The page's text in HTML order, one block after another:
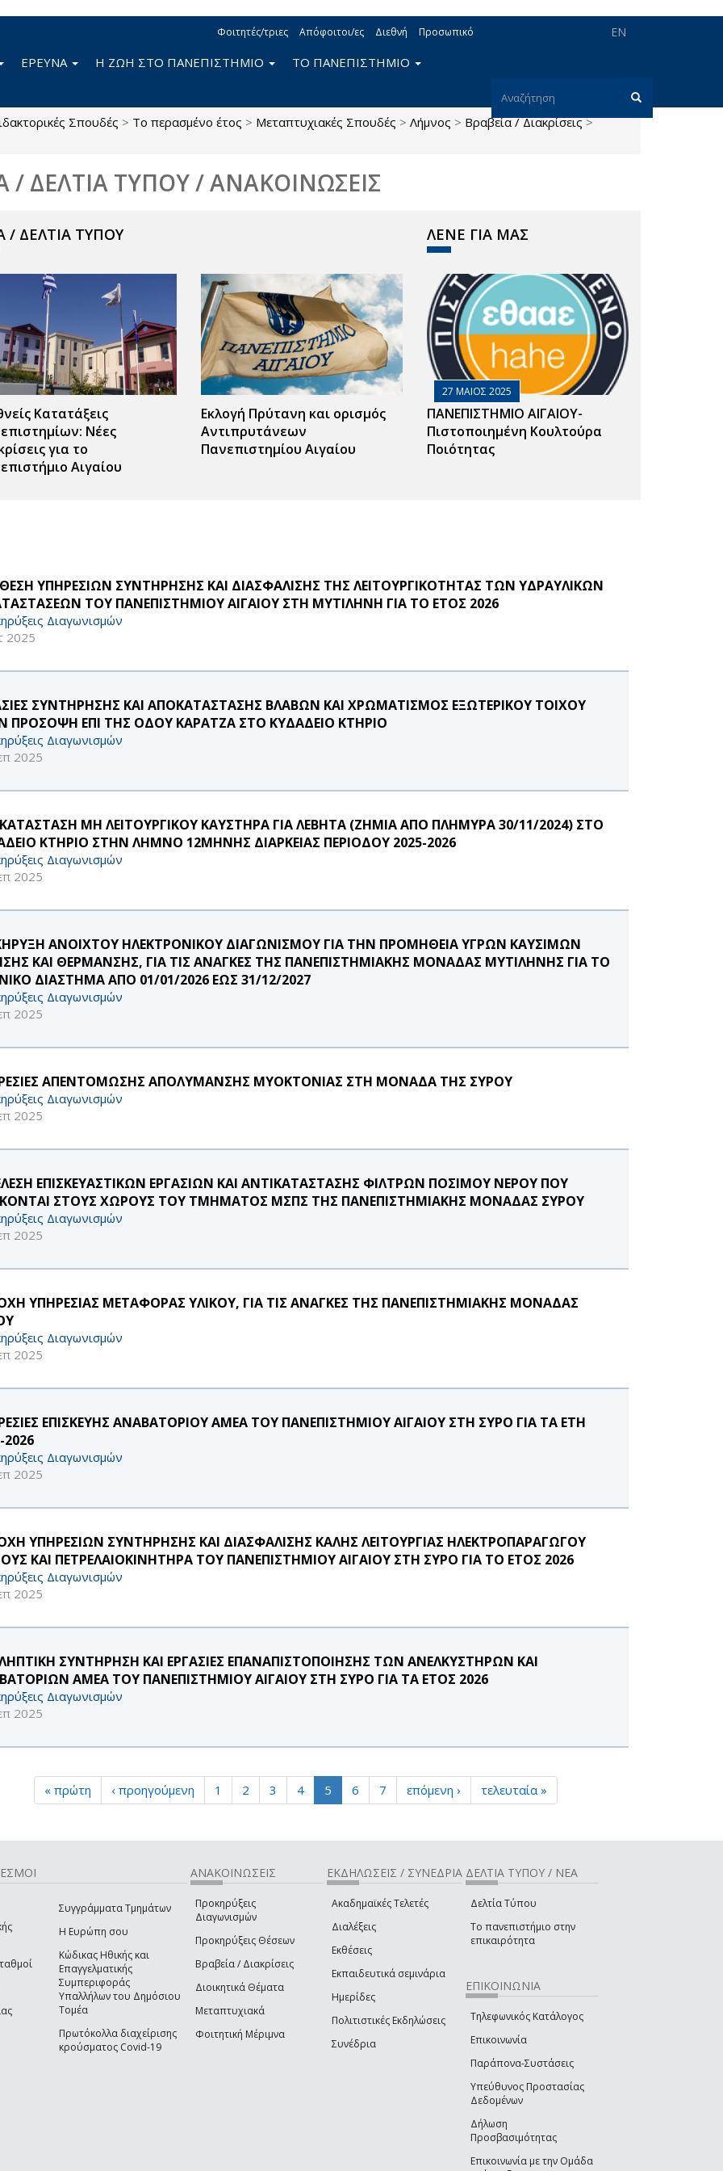
EN
Φοιτητές/τριες Απόφοιτοι/ες Διεθνή Προσωπικό
Φόρμα
αναζήτησης
Αναζήτηση
ΕΡΕΥΝΑ Η ΖΩΗ ΣΤΟ ΠΑΝΕΠΙΣΤΗΜΙΟ ΤΟ ΠΑΝΕΠΙΣΤΗΜΙΟ
Σπουδές > Το περασμένο έτος > Μεταπτυχιακές Σπουδές > Λήμνος > Βραβεία / Διακρίσεις >
/ ΔΕΛΤΙΑ ΤΥΠΟΥ / ΑΝΑΚΟΙΝΩΣΕΙΣ
/ ΔΕΛΤΙΑ ΤΥΠΟΥ
Κατατάξεις
Νέες
για το
Αιγαίου
Εκλογή Πρύτανη και ορισμός
Αντιπρυτάνεων
Πανεπιστημίου Αιγαίου
ΛΕΝΕ ΓΙΑ ΜΑΣ
27 ΜΑΙΟΣ 2025
ΠΑΝΕΠΙΣΤΗΜΙΟ ΑΙΓΑΙΟΥ-
Πιστοποιημένη Κουλτούρα
Ποιότητας
ΥΠΗΡΕΣΙΩΝ ΣΥΝΤΗΡΗΣΗΣ ΚΑΙ ΔΙΑΣΦΑΛΙΣΗΣ ΤΗΣ ΛΕΙΤΟΥΡΓΙΚΟΤΗΤΑΣ ΤΩΝ ΥΔΡΑΥΛΙΚΩΝ
ΤΟΥ ΠΑΝΕΠΙΣΤΗΜΙΟΥ ΑΙΓΑΙΟΥ ΣΤΗ ΜΥΤΙΛΗΝΗ ΓΙΑ ΤΟ ΕΤΟΣ 2026
Διαγωνισμών
2025
ΣΥΝΤΗΡΗΣΗΣ ΚΑΙ ΑΠΟΚΑΤΑΣΤΑΣΗΣ ΒΛΑΒΩΝ ΚΑΙ ΧΡΩΜΑΤΙΣΜΟΣ ΕΞΩΤΕΡΙΚΟΥ ΤΟΙΧΟΥ
ΠΡΟΣΟΨΗ ΕΠΙ ΤΗΣ ΟΔΟΥ ΚΑΡΑΤΖΑ ΣΤΟ ΚΥΔΑΔΕΙΟ ΚΤΗΡΙΟ
Διαγωνισμών
2025
ΜΗ ΛΕΙΤΟΥΡΓΙΚΟΥ ΚΑΥΣΤΗΡΑ ΓΙΑ ΛΕΒΗΤΑ (ΖΗΜΙΑ ΑΠΟ ΠΛΗΜΥΡΑ 30/11/2024) ΣΤΟ
ΚΤΗΡΙΟ ΣΤΗΝ ΛΗΜΝΟ 12ΜΗΝΗΣ ΔΙΑΡΚΕΙΑΣ ΠΕΡΙΟΔΟΥ 2025-2026
Διαγωνισμών
2025
ΑΝΟΙΧΤΟΥ ΗΛΕΚΤΡΟΝΙΚΟΥ ΔΙΑΓΩΝΙΣΜΟΥ ΓΙΑ ΤΗΝ ΠΡΟΜΗΘΕΙΑ ΥΓΡΩΝ ΚΑΥΣΙΜΩΝ
ΚΑΙ ΘΕΡΜΑΝΣΗΣ, ΓΙΑ ΤΙΣ ΑΝΑΓΚΕΣ ΤΗΣ ΠΑΝΕΠΙΣΤΗΜΙΑΚΗΣ ΜΟΝΑΔΑΣ ΜΥΤΙΛΗΝΗΣ ΓΙΑ ΤΟ
ΔΙΑΣΤΗΜΑ ΑΠΟ 01/01/2026 ΕΩΣ 31/12/2027
Διαγωνισμών
2025
ΑΠΕΝΤΟΜΩΣΗΣ ΑΠΟΛΥΜΑΝΣΗΣ ΜΥΟΚΤΟΝΙΑΣ ΣΤΗ ΜΟΝΑΔΑ ΤΗΣ ΣΥΡΟΥ
Διαγωνισμών
2025
ΕΠΙΣΚΕΥΑΣΤΙΚΩΝ ΕΡΓΑΣΙΩΝ ΚΑΙ ΑΝΤΙΚΑΤΑΣΤΑΣΗΣ ΦΙΛΤΡΩΝ ΠΟΣΙΜΟΥ ΝΕΡΟΥ ΠΟΥ
ΣΤΟΥΣ ΧΩΡΟΥΣ ΤΟΥ ΤΜΗΜΑΤΟΣ ΜΣΠΣ ΤΗΣ ΠΑΝΕΠΙΣΤΗΜΙΑΚΗΣ ΜΟΝΑΔΑΣ ΣΥΡΟΥ
Διαγωνισμών
2025
ΥΠΗΡΕΣΙΑΣ ΜΕΤΑΦΟΡΑΣ ΥΛΙΚΟΥ, ΓΙΑ ΤΙΣ ΑΝΑΓΚΕΣ ΤΗΣ ΠΑΝΕΠΙΣΤΗΜΙΑΚΗΣ ΜΟΝΑΔΑΣ
Διαγωνισμών
2025
ΕΠΙΣΚΕΥΗΣ ΑΝΑΒΑΤΟΡΙΟΥ ΑΜΕΑ ΤΟΥ ΠΑΝΕΠΙΣΤΗΜΙΟΥ ΑΙΓΑΙΟΥ ΣΤΗ ΣΥΡΟ ΓΙΑ ΤΑ ΕΤΗ
2026
Διαγωνισμών
2025
ΥΠΗΡΕΣΙΩΝ ΣΥΝΤΗΡΗΣΗΣ ΚΑΙ ΔΙΑΣΦΑΛΙΣΗΣ ΚΑΛΗΣ ΛΕΙΤΟΥΡΓΙΑΣ ΗΛΕΚΤΡΟΠΑΡΑΓΩΓΟΥ
ΚΑΙ ΠΕΤΡΕΛΑΙΟΚΙΝΗΤΗΡΑ ΤΟΥ ΠΑΝΕΠΙΣΤΗΜΙΟΥ ΑΙΓΑΙΟΥ ΣΤΗ ΣΥΡΟ ΓΙΑ ΤΟ ΕΤΟΣ 2026
Διαγωνισμών
2025
ΣΥΝΤΗΡΗΣΗ ΚΑΙ ΕΡΓΑΣΙΕΣ ΕΠΑΝΑΠΙΣΤΟΠΟΙΗΣΗΣ ΤΩΝ ΑΝΕΛΚΥΣΤΗΡΩΝ ΚΑΙ
ΑΜΕΑ ΤΟΥ ΠΑΝΕΠΙΣΤΗΜΙΟΥ ΑΙΓΑΙΟΥ ΣΤΗ ΣΥΡΟ ΓΙΑ ΤΑ ΕΤΟΣ 2026
Διαγωνισμών
2025
« πρώτη ‹ προηγούμενη 1 2 3 4 5 6 7 επόμενη › τελευταία »
Συγγράμματα Τμημάτων
Η Ευρώπη σου
Κώδικας Ηθικής και
Επαγγελματικής
Συμπεριφοράς
Υπαλλήλων του Δημόσιου
Τομέα
Πρωτόκολλα διαχείρισης
κρούσματος Covid-19
ΑΝΑΚΟΙΝΩΣΕΙΣ
Προκηρύξεις
Διαγωνισμών
Προκηρύξεις Θέσεων
Βραβεία / Διακρίσεις
Διοικητικά Θέματα
Μεταπτυχιακά
Φοιτητική Μέριμνα
ΕΚΔΗΛΩΣΕΙΣ / ΣΥΝΕΔΡΙΑ
Ακαδημαϊκές Τελετές
Διαλέξεις
Εκθέσεις
Εκπαιδευτικά σεμινάρια
Ημερίδες
Πολιτιστικές Εκδηλώσεις
Συνέδρια
ΔΕΛΤΙΑ ΤΥΠΟΥ / ΝΕΑ
Δελτία Τύπου
Το πανεπιστήμιο στην
επικαιρότητα
ΕΠΙΚΟΙΝΩΝΙΑ
Τηλεφωνικός Κατάλογος
Επικοινωνία
Παράπονα-Συστάσεις
Υπεύθυνος Προστασίας
Δεδομένων
Δήλωση
Προσβασιμότητας
Επικοινωνία με την Ομάδα